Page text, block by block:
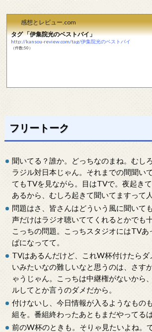
感想とレビュー.com
タグ 「伊集院光のベストバイ」
http://kansou-review.com/tag/伊集院光のベストバイ
（件数:50）
フリートーク
聞いてる？誰か。どっちなのまね。むし
ラジル対日本じゃん。それまでの間聞い
てもTVを見ながら。目はTVで。夜起き
あるから、むしろ起きて聞いてますって
問題はさ、皆さんはどういう風に聞いて
声だけはラジオ聴いててくれるとかでも
こっちの問題。こっちスタジオにはTVあ
ぱになってて。
TVはあるんだけど、これW杯付けたらダ
いみたいなの難しいなと思うのは、さす
ゃうじゃん。こっちは中継権がないから
ルしてとか言うのダメだから。
付けないし、今日情報が入るようなもの
組を。番組終わったあともまだやってる
前のW杯のときも。そりゃ見たいよね。